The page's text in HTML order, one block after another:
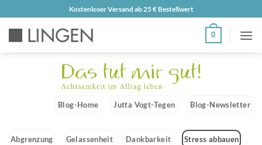
Inhalt
Kostenloser Versand ab 25 € Bestellwert
0
Blog-Home Jutta Vogt-Tegen Blog-Newsletter
Abgrenzung Gelassenheit Dankbarkeit Stress abbauen